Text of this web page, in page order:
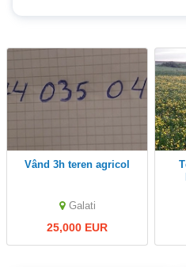
Vând 3h teren agricol
Galati
25,000 EUR
Teren arabil de 630